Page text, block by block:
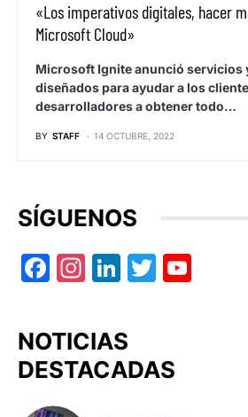
«Los imperativos digitales, hacer
Microsoft Cloud»
Microsoft Ignite anunció servicios
diseñados para ayudar a los
desarrolladores a obtener todo…
BY STAFF 14 OCTUBRE, 2022
SÍGUENOS
Facebook
Instagram
LinkedIn
Twitter
NOTICIAS
DESTACADAS